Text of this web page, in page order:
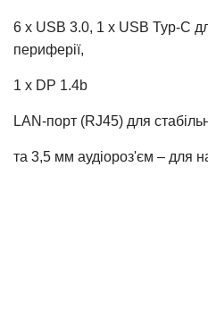
6 x USB 3.0, 1 х USB Typ-C
периферії,
1 х DP 1.4b
LAN-порт (RJ45) для
та 3,5 мм аудіороз'єм – для